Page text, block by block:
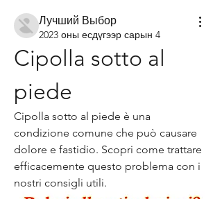
Лучший Выбор
2023 оны есдүгээр сарын 4
Cipolla sotto al
piede
Cipolla sotto al piede è una
condizione comune che può causare
dolore e fastidio. Scopri come trattare
efficacemente questo problema con i
nostri consigli utili.